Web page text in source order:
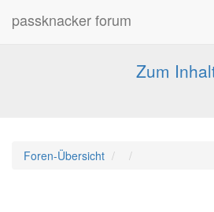
passknacker forum
Forum für alle Pässe-
Zum
Foren-Übersicht